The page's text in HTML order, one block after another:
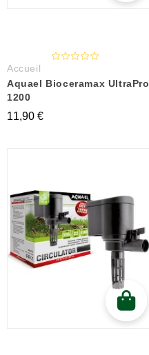
Accueil
Aquael Bioceramax UltraPro
1200
11,90 €